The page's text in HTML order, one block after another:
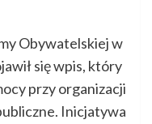
Obywatelskiej w
się wpis, który
przy organizacji
Inicjatywa